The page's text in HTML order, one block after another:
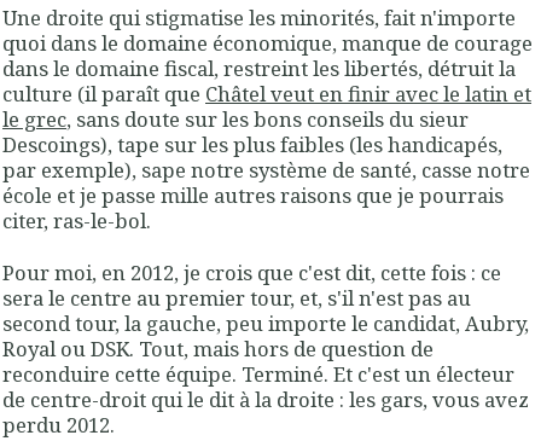
Une droite qui stigmatise les minorités, fait n'importe
quoi dans le domaine économique, manque de courage
dans le domaine fiscal, restreint les libertés, détruit la
culture (il paraît que Châtel veut en finir avec le latin et
le grec, sans doute sur les bons conseils du sieur
Descoings), tape sur les plus faibles (les handicapés,
par exemple), sape notre système de santé, casse notre
école et je passe mille autres raisons que je pourrais
citer, ras-le-bol.
Pour moi, en 2012, je crois que c'est dit, cette fois : ce
sera le centre au premier tour, et, s'il n'est pas au
second tour, la gauche, peu importe le candidat, Aubry,
Royal ou DSK. Tout, mais hors de question de
reconduire cette équipe. Terminé. Et c'est un électeur
de centre-droit qui le dit à la droite : les gars, vous avez
perdu 2012.